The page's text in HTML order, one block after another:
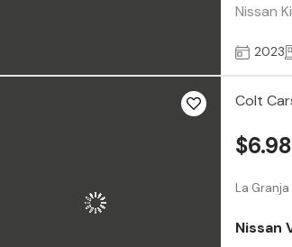
Nissan
2023
Colt
La Granja
Nissan